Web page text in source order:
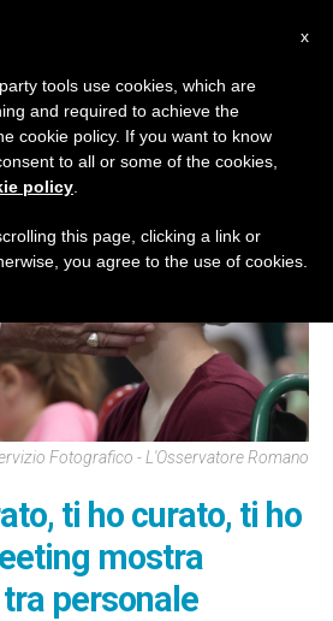
Fotografico - L'Osservatore Romano
ti ho curato, ti ho
mostra
personale
x
tools use cookies, which are
and required to achieve the
cookie policy. If you want to know
to all or some of the cookies,
policy
this page, clicking a link or
you agree to the use of cookies.